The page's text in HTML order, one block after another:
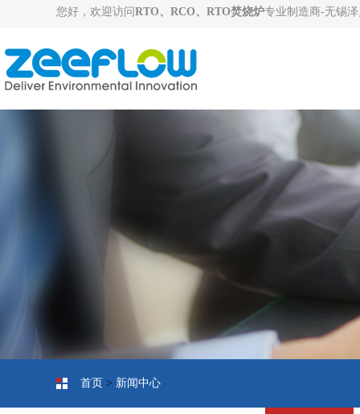
您好，欢迎访问RTO、RCO、RTO焚烧炉专业制造商-无锡
首页 > 新闻中心